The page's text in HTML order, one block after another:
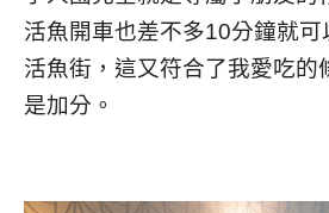
活魚開車也差不多10分鐘就
活魚街，這又符合了我愛吃的
是加分。